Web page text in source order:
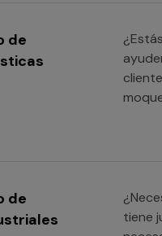
de
de
tiene